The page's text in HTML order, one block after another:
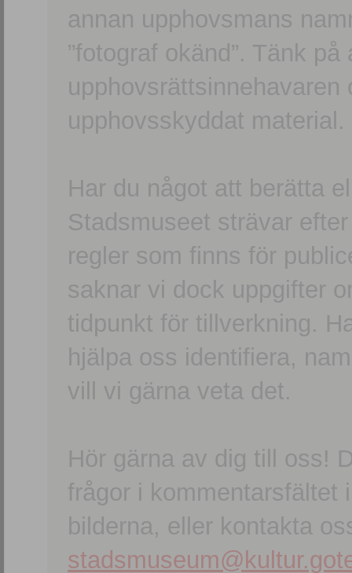
annan upphovsmans
”fotograf okänd”. Tänk
upphovsskyddat material.
Har du något att berätta
Stadsmuseet strävar
regler som finns för
saknar vi dock uppgifter
tidpunkt för tillverkning.
hjälpa oss identifiera,
vill vi gärna veta det.
Hör gärna av dig till oss!
frågor i kommentarsfältet
bilderna, eller kontakta